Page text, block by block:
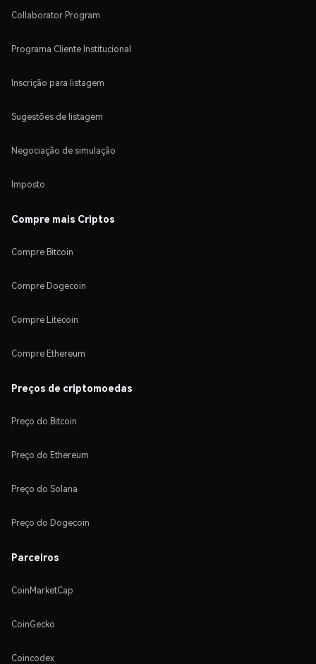
Collaborator Program
Programa Cliente Institucional
Inscrição para listagem
Sugestões de listagem
Negociação de simulação
Imposto
Compre mais Criptos
Compre Bitcoin
Compre Dogecoin
Compre Litecoin
Compre Ethereum
Preços de criptomoedas
Preço do Bitcoin
Preço do Ethereum
Preço do Solana
Preço do Dogecoin
Parceiros
CoinMarketCap
CoinGecko
Coincodex